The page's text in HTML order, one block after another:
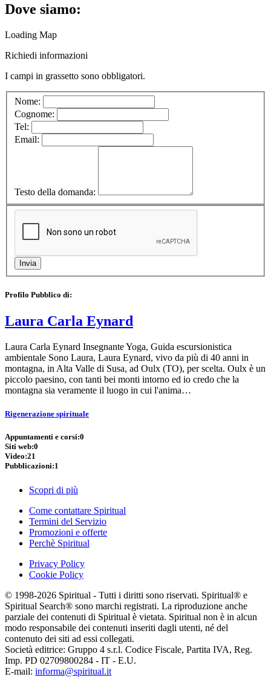
Dove siamo:
Loading Map
Richiedi informazioni
I campi in grassetto sono obbligatori.
Nome:
Cognome:
Tel:
Email:
Testo della domanda:
Profilo Pubblico di:
Laura Carla Eynard
Laura Carla Eynard Insegnante Yoga, Guida escursionistica
ambientale Sono Laura, Laura Eynard, vivo da più di 40 anni in
montagna, in Alta Valle di Susa, ad Oulx (TO), per scelta. Oulx è un
piccolo paesino, con tanti bei monti intorno ed io credo che la
montagna sia veramente il luogo in cui l'anima…
Rigenerazione spirituale
Appuntamenti e corsi:0
Siti web:0
Video:21
Pubblicazioni:1
Scopri di più
Come contattare Spiritual
Termini del Servizio
Promozioni e offerte
Perchè Spiritual
Privacy Policy
Cookie Policy
© 1998-2026 Spiritual - Tutti i diritti sono riservati. Spiritual® e
Spiritual Search® sono marchi registrati. La riproduzione anche
parziale dei contenuti di Spiritual è vietata. Spiritual non è in alcun
modo responsabile dei contenuti inseriti dagli utenti, né del
contenuto dei siti ad essi collegati.
Società editrice: Gruppo 4 s.r.l. Codice Fiscale, Partita IVA, Reg.
Imp. PD 02709800284 - IT - E.U.
E-mail: informa@spiritual.it